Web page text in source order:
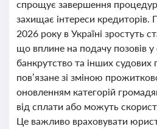
спрощує завершення процедур
захищає інтереси кредиторів.
2026 року в Україні зростуть
що вплине на подачу позовів у
банкрутство та інших судових
пов’язане зі зміною
оновленням категорій
від сплати або можуть
Це важливо враховувати